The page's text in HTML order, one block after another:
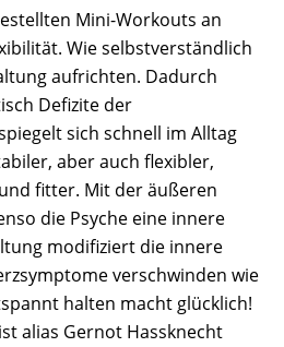
Mini-Workouts an
Wie selbstverständlich
aufrichten. Dadurch
Defizite der
sich schnell im Alltag
aber auch flexibler,
fitter. Mit der äußeren
die Psyche eine innere
modifiziert die innere
verschwinden wie
halten macht glücklich!
alias Gernot Hassknecht